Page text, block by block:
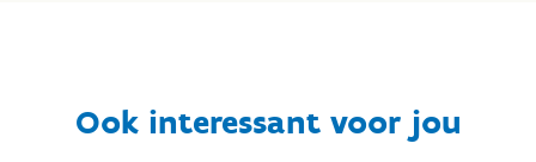
Ook interessant voor jou